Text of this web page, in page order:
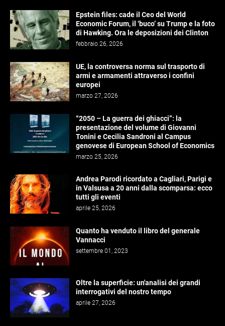
Epstein files: cade il Ceo del World
Economic Forum, il ‘buco’ su Trump e la foto
di Hawking. Ora le deposizioni dei Clinton
febbraio 26, 2026
UE, la controversa norma sul trasporto di
armi e armamenti attraverso i confini
europei
marzo 27, 2026
“2050 – La guerra dei ghiacci”: la
presentazione del volume di Giovanni
Tonini e Cecilia Sandroni al Campus
genovese di European School of Economics
marzo 25, 2026
Andrea Parodi ricordato a Cagliari, Parigi e
in Valsusa a 20 anni dalla scomparsa: ecco
tutti gli eventi
aprile 25, 2026
Quanto ha venduto il libro del generale
Vannacci
settembre 01, 2023
Oltre la superficie: un'analisi dei grandi
interrogativi del nostro tempo
aprile 27, 2026